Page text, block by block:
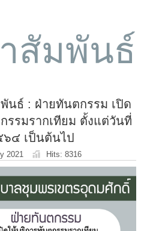
สัมพันธ์
นธ์ : ฝ่ายทันตกรรม เปิด
รรมรากเทียม ตั้งแต่วันที่
๔ เป็นต้นไป
2021 Hits: 8316